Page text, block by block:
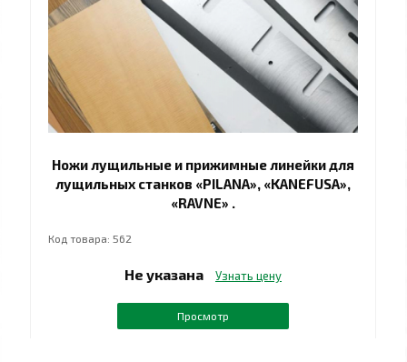
Ножи лущильные и прижимные линейки для
лущильных станков «PILANA», «KANEFUSA»,
«RAVNE» .
Код товара: 562
Не указана Узнать цену
Просмотр